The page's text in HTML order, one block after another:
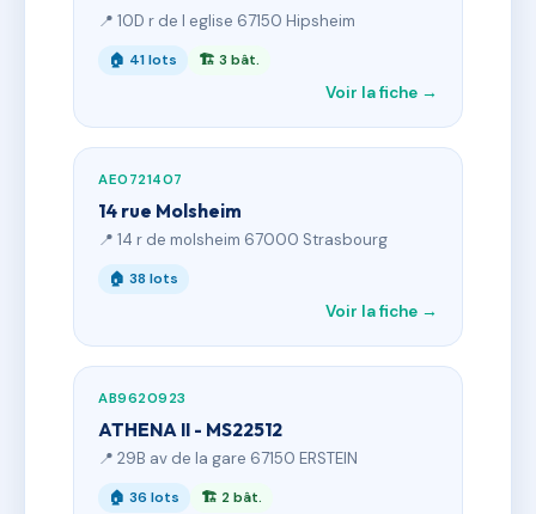
📍 10D r de l eglise 67150 Hipsheim
🏠 41 lots 🏗 3 bât.
Voir la fiche →
AE0721407
14 rue Molsheim
📍 14 r de molsheim 67000 Strasbourg
🏠 38 lots
Voir la fiche →
AB9620923
ATHENA II - MS22512
📍 29B av de la gare 67150 ERSTEIN
🏠 36 lots 🏗 2 bât.